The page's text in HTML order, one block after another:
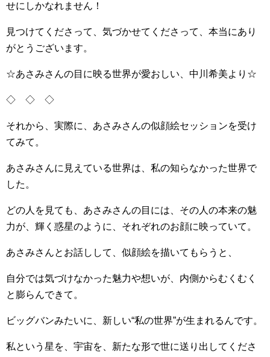
せにしかなれません！
見つけてくださって、気づかせてくださって、本当にあり
がとうございます。
☆あさみさんの目に映る世界が愛おしい、中川希美より☆
◇ ◇ ◇
それから、実際に、あさみさんの似顔絵セッションを受け
てみて。
あさみさんに見えている世界は、私の知らなかった世界で
した。
どの人を見ても、あさみさんの目には、その人の本来の魅
力が、輝く惑星のように、それぞれのお顔に映っていて。
あさみさんとお話しして、似顔絵を描いてもらうと、
自分では気づけなかった魅力や想いが、内側からむくむく
と膨らんできて。
ビッグバンみたいに、新しい“私の世界”が生まれるんです。
私という星を、宇宙を、新たな形で世に送り出してくださ